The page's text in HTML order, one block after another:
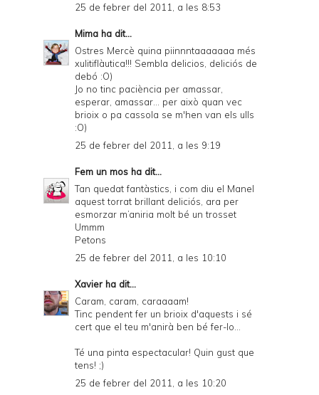
25 de febrer del 2011, a les 8:53
Mima ha dit...
Ostres Mercè quina piinnntaaaaaaa més
xulitiflàutica!!! Sembla delicios, deliciós de
debó :O)
Jo no tinc paciència per amassar,
esperar, amassar... per això quan vec
brioix o pa cassola se m'hen van els ulls
:O)
25 de febrer del 2011, a les 9:19
Fem un mos ha dit...
Tan quedat fantàstics, i com diu el Manel
aquest torrat brillant deliciós, ara per
esmorzar m’aniria molt bé un trosset
Ummm
Petons
25 de febrer del 2011, a les 10:10
Xavier ha dit...
Caram, caram, caraaaam!
Tinc pendent fer un brioix d'aquests i sé
cert que el teu m'anirà ben bé fer-lo...
Té una pinta espectacular! Quin gust que
tens! ;)
25 de febrer del 2011, a les 10:20